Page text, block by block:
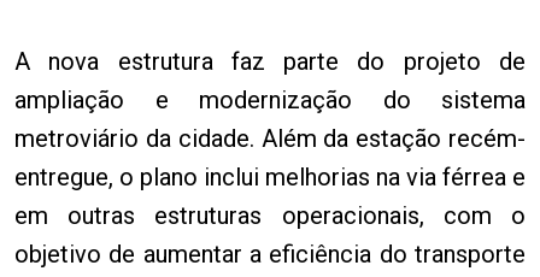
A nova estrutura faz parte do projeto de
ampliação e modernização do sistema
metroviário da cidade. Além da estação recém-
entregue, o plano inclui melhorias na via férrea e
em outras estruturas operacionais, com o
objetivo de aumentar a eficiência do transporte